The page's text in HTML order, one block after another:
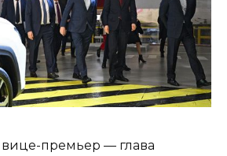
премьер — глава